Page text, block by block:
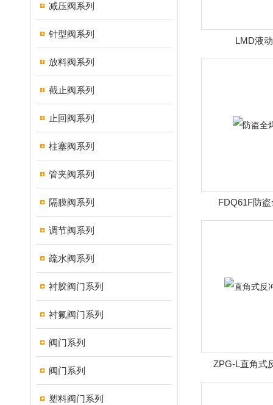
减压阀系列
针型阀系列
放料阀系列
截止阀系列
止回阀系列
柱塞阀系列
管夹阀系列
隔膜阀系列
调节阀系列
疏水阀系列
衬胶阀门系列
衬氟阀门系列
阀门系列
阀门系列
塑料阀门系列
LMD液
FDQ61F防
ZPG-L直角式